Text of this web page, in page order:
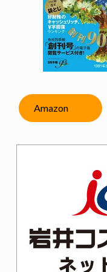
Amazon